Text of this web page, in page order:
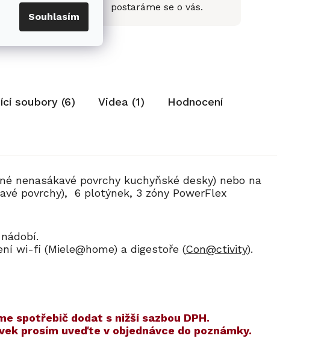
Souhlasím
2001.
postaráme se o vás.
soubory (6) Videa (1) Hodnocení
nenasákavé povrchy kuchyňské desky) nebo na
povrchy), 6 plotýnek, 3 zóny PowerFlex
wi-fi (Miele@home) a digestoře (Con@ctivity).
spotřebič dodat s nižší sazbou DPH.
prosím uveďte v objednávce do poznámky.